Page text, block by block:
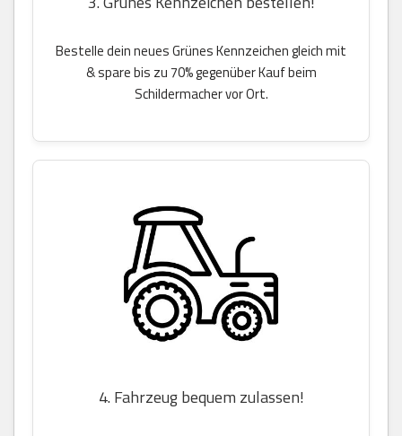
Bestelle dein neues Grünes Kennzeichen gleich mit
& spare bis zu 70% gegenüber Kauf beim
Schildermacher vor Ort.
4. Fahrzeug bequem zulassen!